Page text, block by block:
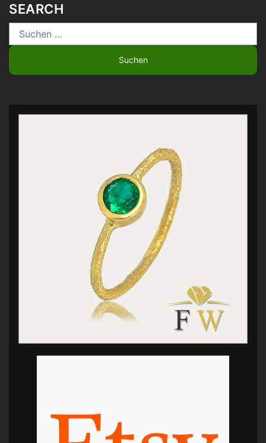
SEARCH
Suchen
nach: